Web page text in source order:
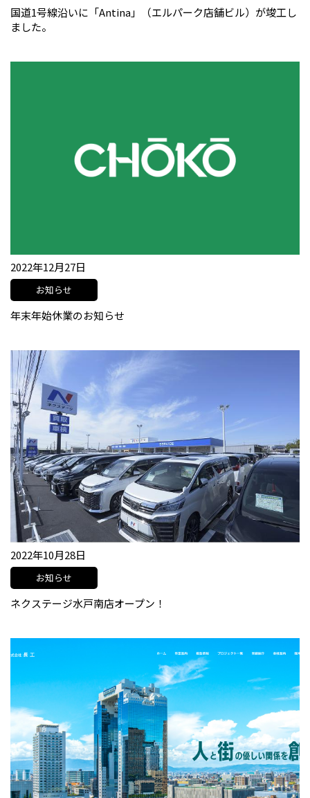
国道1号線沿いに「Antina」（エルパーク店舗ビル）が竣工し
ました。
2022年12月27日
お知らせ
年末年始休業のお知らせ
2022年10月28日
お知らせ
ネクステージ水戸南店オープン！